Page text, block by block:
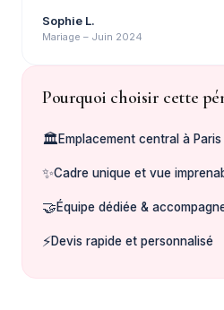
Sophie L.
Mariage – Juin 2024
Pourquoi choisir cette
🏛️Emplacement central à Paris
✨Cadre unique et vue
🤝Équipe dédiée &
⚡Devis rapide et personnalisé